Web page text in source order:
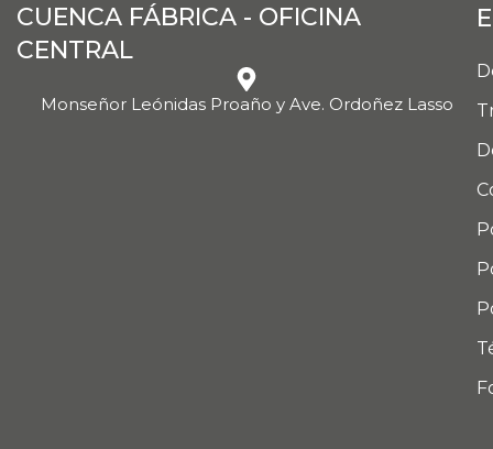
CUENCA FÁBRICA - OFICINA
CENTRAL
Monseñor Leónidas Proaño y Ave. Ordoñez Lasso